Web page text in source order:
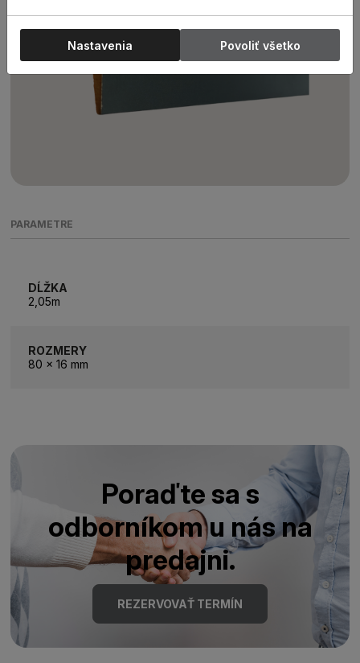
PARAMETRE
DĹŽKA
2,05m
ROZMERY
80 x 16 mm
Poraďte sa s
odborníkom u nás na
predajni.
REZERVOVAŤ TERMÍN
Nastavenia Povoliť všetko